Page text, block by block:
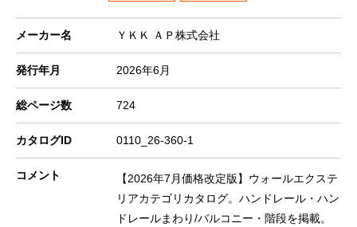
メーカー名 ＹＫＫ ＡＰ株式会社
発行年月 2026年6月
総ページ数 724
カタログID 0110_26-360-1
コメント
【2026年7月価格改定版】ウォールエクステ
リアカテゴリカタログ。ハンドレール・ハン
ドレールまわり/バルコニー・階段を掲載。